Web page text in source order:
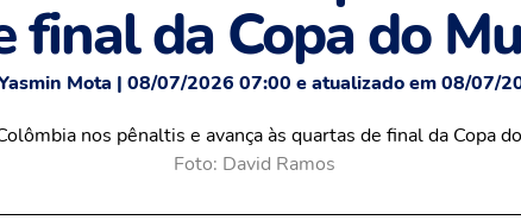
final da Copa do
Mota | 08/07/2026 07:00 e atualizado em 08/07/
Foto: David Ramos